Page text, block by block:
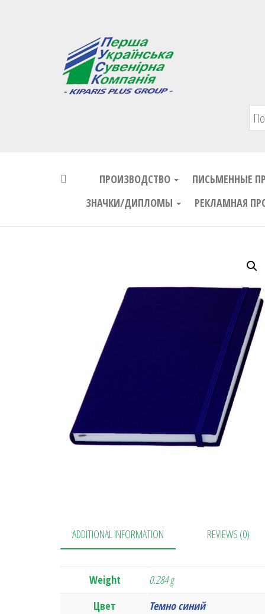
Первая Украинская Сувенирная
ПРОИЗВОДСТВО ПИСЬМЕННЫЕ
ЗНАЧКИ/ДИПЛОМЫ
РЕКЛАМНАЯ
ADDITIONAL INFORMATION REVIEWS (0)
Weight
0.284 g
Цвет
Темно синий